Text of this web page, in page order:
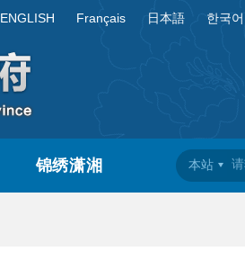
ENGLISH Français 日本語 한국어
锦绣潇湘 本站